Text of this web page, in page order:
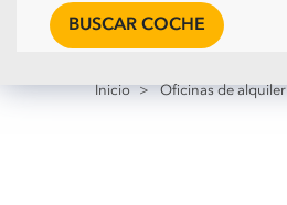
BUSCAR COCHE
Inicio > Oficinas de alquiler